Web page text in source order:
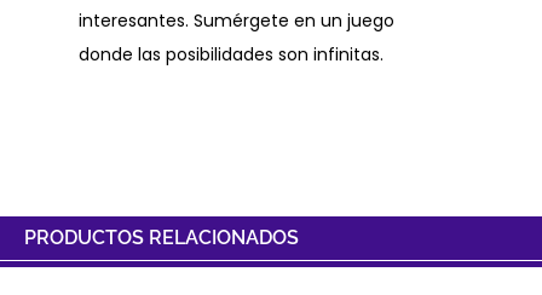
interesantes. Sumérgete en un juego
donde las posibilidades son infinitas.
PRODUCTOS RELACIONADOS